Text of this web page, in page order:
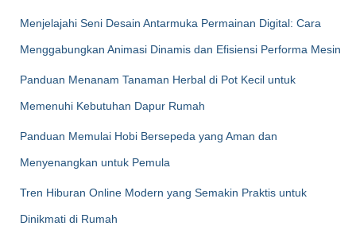
Menjelajahi Seni Desain Antarmuka Permainan Digital: Cara
Menggabungkan Animasi Dinamis dan Efisiensi Performa Mesin
Panduan Menanam Tanaman Herbal di Pot Kecil untuk
Memenuhi Kebutuhan Dapur Rumah
Panduan Memulai Hobi Bersepeda yang Aman dan
Menyenangkan untuk Pemula
Tren Hiburan Online Modern yang Semakin Praktis untuk
Dinikmati di Rumah